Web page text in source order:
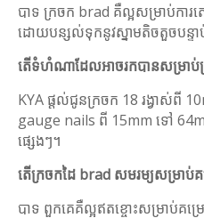
បាទ ក្រចក brad គឺល្អសម្រាប់កា
ដោយបន្សល់ទុកនូវស្នាមតិចតួចបន្ទ
តើទំហំណាដែលអាចរកបានសម្រាប់
KYA ផ្តល់ជូនក្រចក 18 រង្វាស់ពី
gauge nails ពី 15mm ទៅ
ផ្សេងៗ។
តើក្រចកដៃ brad សមរម្យសម្រាប់
បាទ ពួកគេគឺល្អឥតខ្ចោះសម្រាប់គម្